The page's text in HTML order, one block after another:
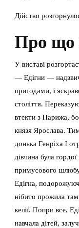
Дійство
Про що
У виставі
— Едігни —
пригодами, і
століття.
втекти з Парижа,
князя Ярослава.
донька Генріха І
дівчина була
примусового
Едігна,
нібито прожила
келії. Попри все,
навчала дітей,